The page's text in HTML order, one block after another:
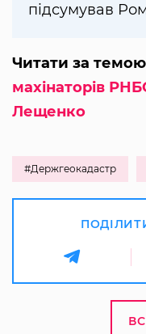
підсумував
Читати за
махінаторів
Лещенко
#Держгеокадастр